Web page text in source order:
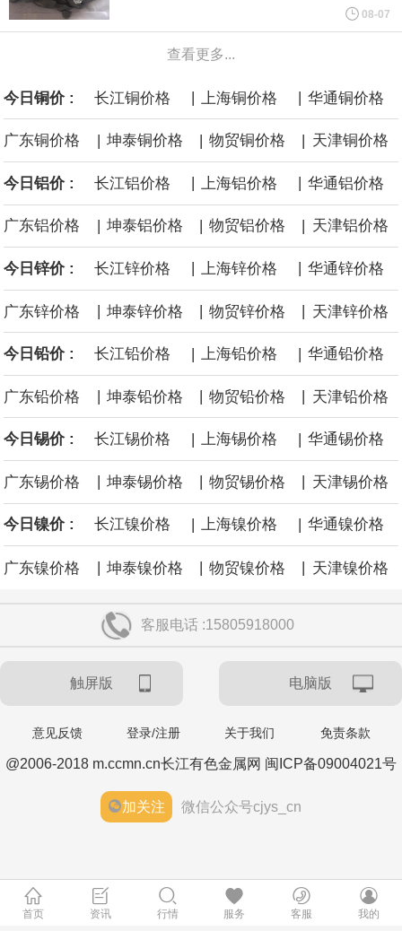
美国国会预算办公室（CBO）于当地时间5日发布报告称，美国海军
计划建造的15艘核动力“特朗普级”（Trump-class）战列舰，从研发
到采购的总费用可能高达2750亿美元，为美国有史以来最昂贵的水
面战舰项目之一。 根据CBO的初步估算，首舰造价约234亿美元，
后续14艘平均每艘约180亿美元。
黄金价格有望录得自今年1月以来最大单周涨幅。油价走弱为金价提
供支撑，同时投资者正等待美国非农就业数据，以寻找美国利率前
景的线索。StoneX高级分析师马特·辛普森表示，中东和平前景改善
海力士：龙仁工厂将生产高带宽内存（HBM）及其他下一代动态随
机存取存储器（DRAM）。
08-07
查看更多...
今日铜价 : 长江铜价格 | 上海铜价格 | 华通铜价格
广东铜价格 | 坤泰铜价格 | 物贸铜价格 | 天津铜价格
今日铝价 : 长江铝价格 上海铝价格 华通铝价格
广东铝价格 | 坤泰铝价格 | 物贸铝价格 | 天津铝价格
今日锌价 : 长江锌价格 上海锌价格 华通锌价格
广东锌价格 | 坤泰锌价格 | 物贸锌价格 | 天津锌价格
今日铅价 : 长江铅价格 | 上海铅价格 | 华通铅价格
广东铅价格 坤泰铅价格 物贸铅价格 天津铅价格
今日锡价 : 长江锡价格 | 上海锡价格 | 华通锡价格
广东锡价格 坤泰锡价格 物贸锡价格 天津锡价格
今日镍价 : 长江镍价格 | 上海镍价格 | 华通镍价格
广东镍价格 | 坤泰镍价格 | 物贸镍价格 | 天津镍价格
客服电话 :15805918000
触屏版 电脑版
意见反馈 登录/注册 关于我们 免责条款
@2006-2018 m.ccmn.cn长江有色金属网 闽ICP备09004021号
加关注 微信公众号cjys_cn
首页 资讯 行情 服务 客服 我的